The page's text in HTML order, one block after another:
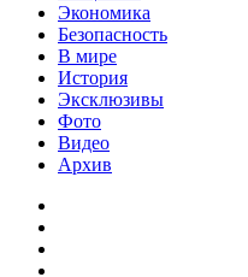
Экономика
Безопасность
В мире
История
Эксклюзивы
Фото
Видео
Архив